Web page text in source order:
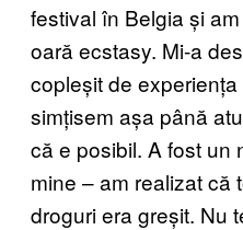
festival în Belgia și
oară ecstasy. Mi-a
copleșit de
simțisem așa până
că e posibil. A fost un
mine – am realizat că
droguri era greșit. Nu